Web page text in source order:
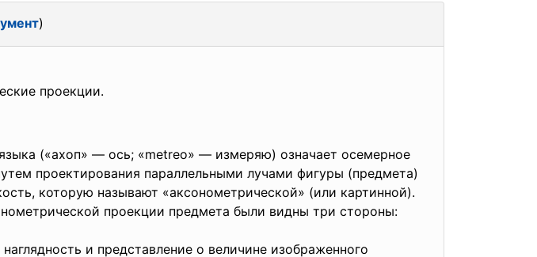
)
проекции.
(«ахоп» — ось; «metreo» — измеряю) означает осемерное
проектирования параллельными лучами фигуры (предмета)
которую называют «аксонометрической» (или картинной).
проекции предмета были видны три стороны:
и представление о величине изображенного